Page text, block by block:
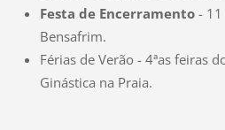
Festa de Encerramento - 11
Bensafrim.
Férias de Verão - 4ªas feiras
Ginástica na Praia.